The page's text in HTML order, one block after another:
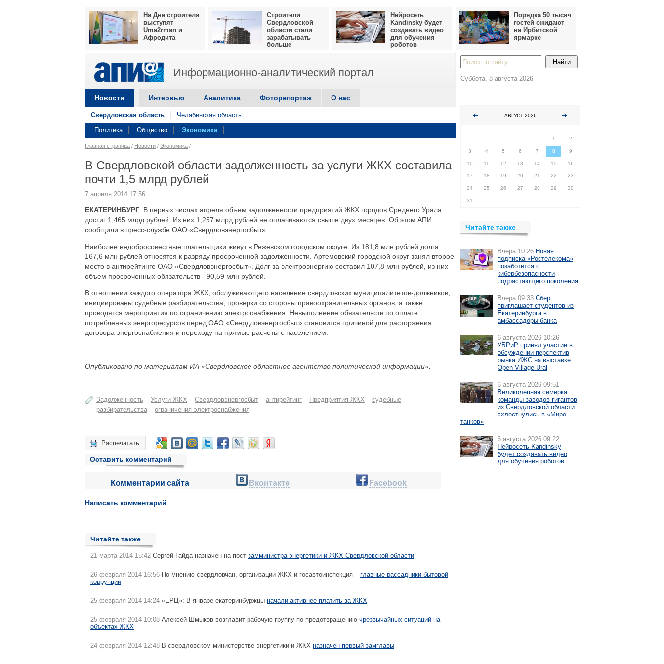
На Дне строителя
выступят
Uma2rman и
Афродита
Строители
Свердловской
области стали
зарабатывать
больше
Нейросеть
Kandinsky будет
создавать видео
для обучения
роботов
Порядка 50 тысяч
гостей ожидают
на Ирбитской
ярмарке
Информационно-аналитический портал
Новости Интервью Аналитика Фоторепортаж О нас
Свердловская область Челябинская область
Политика Общество Экономика
Главная страница / Новости / Экономика /
В Свердловской области задолженность за услуги ЖКХ составила
почти 1,5 млрд рублей
7 апреля 2014 17:56
ЕКАТЕРИНБУРГ . В первых числах апреля объем задолженности предприятий ЖКХ городов Среднего Урала
достиг 1,465 млрд рублей. Из них 1,257 млрд рублей не оплачиваются свыше двух месяцев. Об этом АПИ
сообщили в пресс-службе ОАО «Свердловэнергосбыт».
Наиболее недобросовестные плательщики живут в Режевском городском округе. Из 181,8 млн рублей долга
167,6 млн рублей относятся к разряду просроченной задолженности. Артемовский городской округ занял второе
место в антирейтинге ОАО «Свердловэнергосбыт». Долг за электроэнергию составил 107,8 млн рублей, из них
объем просроченных обязательств - 90,59 млн рублей.
В отношении каждого оператора ЖКХ, обслуживающего население свердловских муниципалитетов-должников,
инициированы судебные разбирательства, проверки со стороны правоохранительных органов, а также
проводятся мероприятия по ограничению электроснабжения. Невыполнение обязательств по оплате
потребленных энергоресурсов перед ОАО «Свердловэнергосбыт» становится причиной для расторжения
договора энергоснабжения и переходу на прямые расчеты с населением.
Опубликовано по материалам ИА «Свердловское областное агентство политической информации».
Задолженность Услуги ЖКХ Свердловэнергосбыт антирейтинг Предприятия ЖКХ
судебные
разбирательства
ограничения электроснабжения
Распечатать
Оставить комментарий
Комментарии сайта Вконтакте Facebook
Написать комментарий
Читайте также
21 марта 2014 15:42 Сергей Гайда назначен на пост замминистра энергетики и ЖКХ Свердловской области
26 февраля 2014 16:56 По мнению свердловчан, организации ЖКХ и госавтоинспекция – главные рассадники бытовой
коррупции
25 февраля 2014 14:24 «ЕРЦ»: В январе екатеринбуржцы начали активнее платить за ЖКХ
25 февраля 2014 10:08 Алексей Шмыков возглавит рабочую группу по предотвращению чрезвычайных ситуаций на
объектах ЖКХ
24 февраля 2014 12:48 В свердловском министерстве энергетики и ЖКХ назначен первый замглавы
Суббота, 8 августа 2026
АВГУСТ 2026
1
2
3 4 5 6 7 8 9
10 11 12 13 14 15 16
17 18 19 20 21 22 23
24 25 26 27 28 29 30
31
Читайте также
Вчера 10:26 Новая
подписка «Ростелекома»
позаботится о
кибербезопасности
подрастающего поколения
Вчера 09:33 Сбер
приглашает студентов из
Екатеринбурга в
амбассадоры банка
6 августа 2026 10:26
УБРиР принял участие в
обсуждении перспектив
рынка ИЖС на выставке
Open Village Ural
6 августа 2026 09:51
Великолепная семерка:
команды заводов-гигантов
из Свердловской области
схлестнулись в «Мире
танков»
6 августа 2026 09:22
Нейросеть Kandinsky
будет создавать видео
для обучения роботов